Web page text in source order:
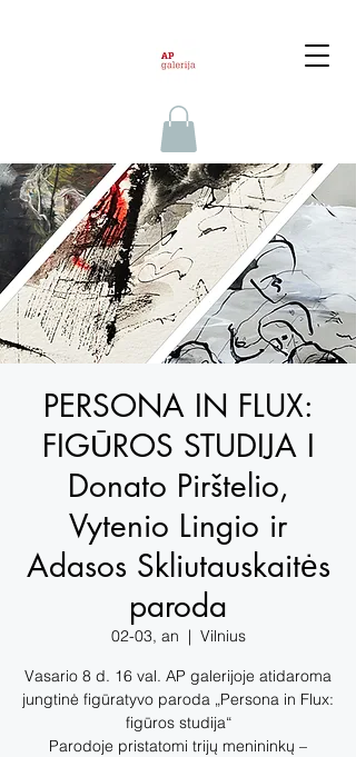
PERSONA IN FLUX:
FIGŪROS STUDIJA I
Donato Pirštelio,
Vytenio Lingio ir
Adasos Skliutauskaitės
paroda
02-03, an
  |
Vilnius
Vasario 8 d. 16 val. AP galerijoje atidaroma
jungtinė figūratyvo paroda „Persona in Flux:
figūros studija“
Parodoje pristatomi trijų menininkų –